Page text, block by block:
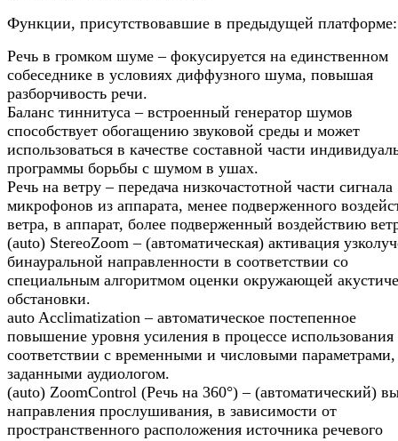
Функции, присутствовавшие в предыдущей платформе:
Речь в громком шуме – фокусируется на единственном
собеседнике в условиях диффузного шума, повышая
разборчивость речи.
Баланс тиннитуса – встроенный генератор шумов
способствует обогащению звуковой среды и может
использоваться в качестве составной части
программы борьбы с шумом в ушах.
Речь на ветру – передача низкочастотной части сигнала
микрофонов из аппарата, менее подверженного
ветра, в аппарат, более подверженный воздействию
(auto) StereoZoom – (автоматическая) активация
бинауральной направленности в соответствии со
специальным алгоритмом оценки окружающей
обстановки.
auto Acclimatization – автоматическое постепенное
повышение уровня усиления в процессе использования
соответствии с временными и числовыми параметрами,
заданными аудиологом.
(auto) ZoomControl (Речь на 360°) – (автоматический)
направления прослушивания, в зависимости от
пространственного расположения источника речевого